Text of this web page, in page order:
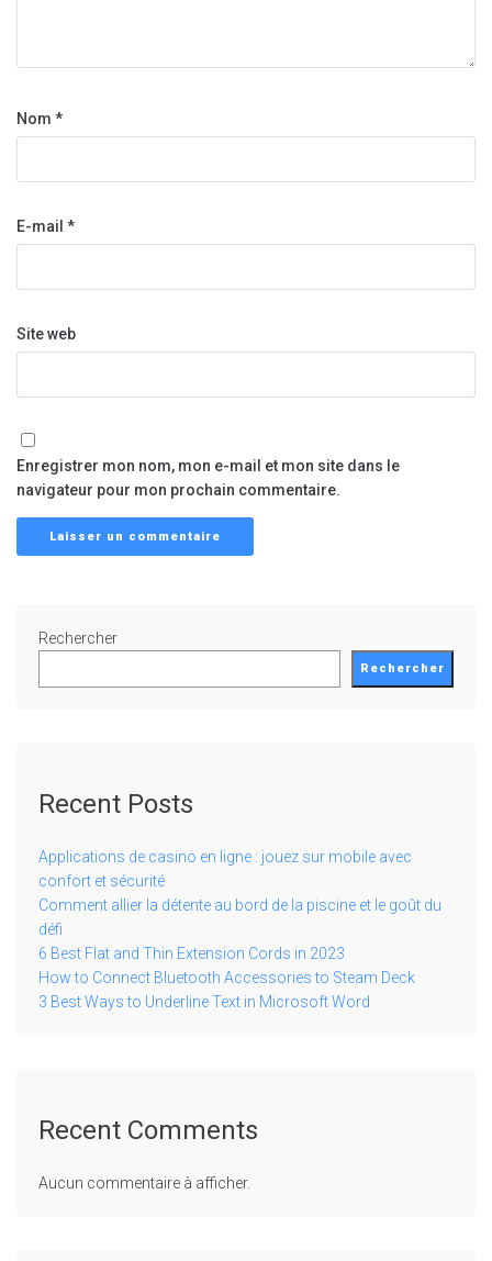
Nom *
E-mail *
Site web
Enregistrer mon nom, mon e-mail et mon site dans le
navigateur pour mon prochain commentaire.
Rechercher
Rechercher
Recent Posts
Applications de casino en ligne : jouez sur mobile avec
confort et sécurité
Comment allier la détente au bord de la piscine et le goût du
défi
6 Best Flat and Thin Extension Cords in 2023
How to Connect Bluetooth Accessories to Steam Deck
3 Best Ways to Underline Text in Microsoft Word
Recent Comments
Aucun commentaire à afficher.